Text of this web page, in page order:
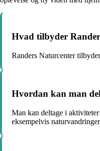
Hvad tilbyder
Randers Naturcenter
Hvordan kan man
Man kan deltage i
eksempelvis